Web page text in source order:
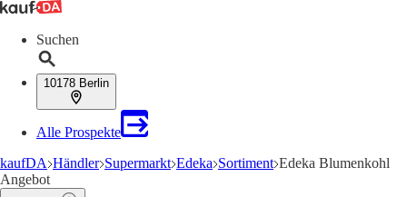
Suchen
10178 Berlin
Alle Prospekte
kaufDA Händler Supermarkt Edeka Sortiment Edeka Blumenkohl
Angebot